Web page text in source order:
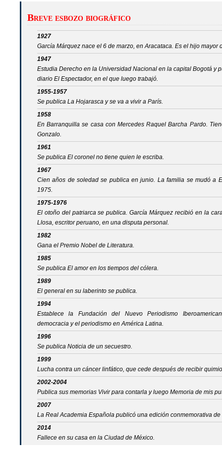
Breve esbozo biográfico
1927
García Márquez nace el 6 de marzo, en Aracataca. Es el hijo mayor
1947
Estudia Derecho en la Universidad Nacional en la capital Bogotá y
diario El Espectador, en el que luego trabajó.
1955-1957
Se publica La Hojarasca y se va a vivir a París.
1958
En Barranquilla se casa con Mercedes Raquel Barcha Pardo.
Gonzalo.
1961
Se publica El coronel no tiene quien le escriba.
1967
Cien años de soledad se publica en junio. La familia se mudó a
1975.
1975-1976
El otoño del patriarca se publica. García Márquez recibió en la
Llosa, escritor peruano, en una disputa personal.
1982
Gana el Premio Nobel de Literatura.
1985
Se publica El amor en los tiempos del cólera.
1989
El general en su laberinto se publica.
1994
Establece la Fundación del Nuevo Periodismo
democracia y el periodismo en América Latina.
1996
Se publica Noticia de un secuestro.
1999
Lucha contra un cáncer linfático, que cede después de recibir
2002-2004
Publica sus memorias Vivir para contarla y luego Memoria de mis
2007
La Real Academia Española publicó una edición conmemorativa
2014
Fallece en su casa en la Ciudad de México.